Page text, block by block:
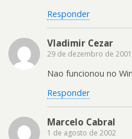
Responder
Vladimir Cezar
29 de dezembro de 2001
Nao funcionou no
Responder
Marcelo Cabral
1 de agosto de 2002